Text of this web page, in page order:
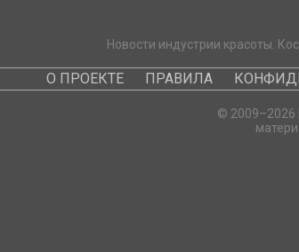
Новости индустрии красоты.
О ПРОЕКТЕ ПРАВИЛА
© 2009–2026